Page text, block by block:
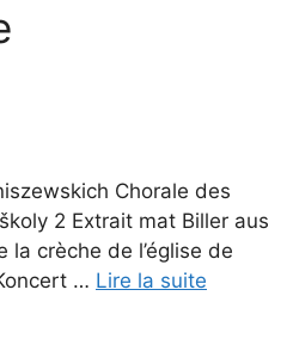
Chorale des
2 Extrait mat Biller aus
crèche de l’église de
… Lire la suite